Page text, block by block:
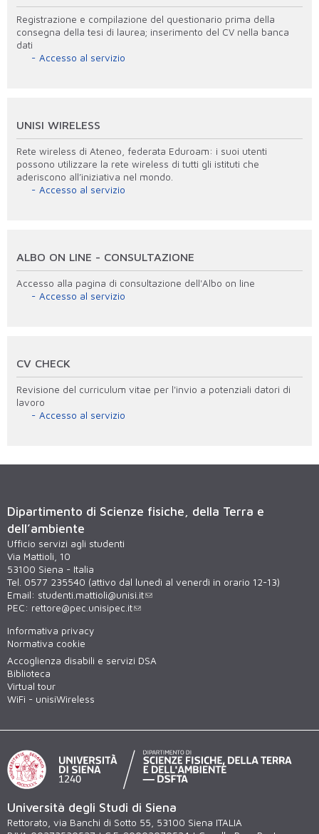
Registrazione e compilazione del questionario prima della
consegna della tesi di laurea; inserimento del CV nella banca
dati
Accesso al servizio
UNISI WIRELESS
Rete wireless di Ateneo, federata Eduroam: i suoi utenti
possono utilizzare la rete wireless di tutti gli istituti che
aderiscono all’iniziativa nel mondo.
Accesso al servizio
ALBO ON LINE - CONSULTAZIONE
Accesso alla pagina di consultazione dell'Albo on line
Accesso al servizio
CV CHECK
Revisione del curriculum vitae per l'invio a potenziali datori di
lavoro
Accesso al servizio
Dipartimento di Scienze fisiche, della Terra e
dell’ambiente
Ufficio servizi agli studenti
Via Mattioli, 10
53100 Siena - Italia
Tel. 0577 235540 (attivo dal lunedì al venerdì in orario 12-13)
Email: studenti.mattioli@unisi.it
PEC: rettore@pec.unisipec.it
Informativa privacy
Normativa cookie
Accoglienza disabili e servizi DSA
Biblioteca
Virtual tour
WiFi - unisiWireless
Università degli Studi di Siena
Rettorato, via Banchi di Sotto 55, 53100 Siena ITALIA